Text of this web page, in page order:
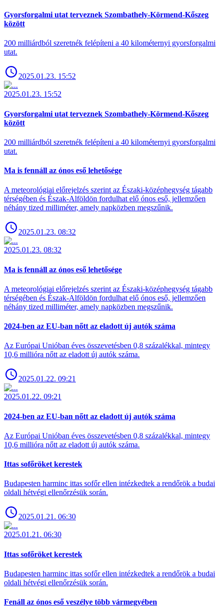
Gyorsforgalmi utat terveznek Szombathely-Körmend-Kőszeg
között
200 milliárdból szeretnék felépíteni a 40 kilométernyi gyorsforgalmi
utat.
2025.01.23. 15:52
2025.01.23. 15:52
Gyorsforgalmi utat terveznek Szombathely-Körmend-Kőszeg
között
200 milliárdból szeretnék felépíteni a 40 kilométernyi gyorsforgalmi
utat.
Ma is fennáll az ónos eső lehetősége
A meteorológiai előrejelzés szerint az Északi-középhegység tágabb
térségében és Észak-Alföldön fordulhat elő ónos eső, jellemzően
néhány tized milliméter, amely napközben megszűnik.
2025.01.23. 08:32
2025.01.23. 08:32
Ma is fennáll az ónos eső lehetősége
A meteorológiai előrejelzés szerint az Északi-középhegység tágabb
térségében és Észak-Alföldön fordulhat elő ónos eső, jellemzően
néhány tized milliméter, amely napközben megszűnik.
2024-ben az EU-ban nőtt az eladott új autók száma
Az Európai Unióban éves összevetésben 0,8 százalékkal, mintegy
10,6 millióra nőtt az eladott új autók száma.
2025.01.22. 09:21
2025.01.22. 09:21
2024-ben az EU-ban nőtt az eladott új autók száma
Az Európai Unióban éves összevetésben 0,8 százalékkal, mintegy
10,6 millióra nőtt az eladott új autók száma.
Ittas sofőröket kerestek
Budapesten harminc ittas sofőr ellen intézkedtek a rendőrök a budai
oldali hétvégi ellenőrzésük során.
2025.01.21. 06:30
2025.01.21. 06:30
Ittas sofőröket kerestek
Budapesten harminc ittas sofőr ellen intézkedtek a rendőrök a budai
oldali hétvégi ellenőrzésük során.
Fenáll az ónos eső veszélye több vármegyében